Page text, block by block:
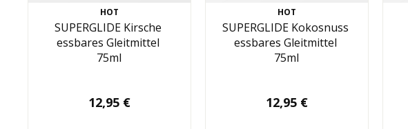
HOT
SUPERGLIDE Kirsche
essbares Gleitmittel
75ml
12,95 €
HOT
SUPERGLIDE Kokosnuss
essbares Gleitmittel
75ml
12,95 €